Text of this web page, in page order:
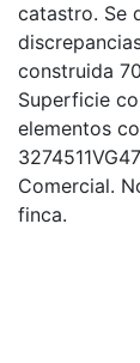
catastro. Se
construida
Superficie
elementos
Comercial.
finca.